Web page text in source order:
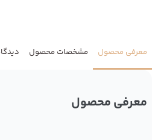
معرفی محصول مشخصات محصول
معرفی محصول